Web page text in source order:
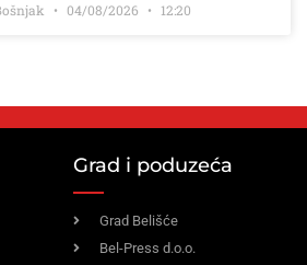
04/08/2026 12:20
Grad i poduzeća
Grad Belišće
Bel-Press d.o.o.